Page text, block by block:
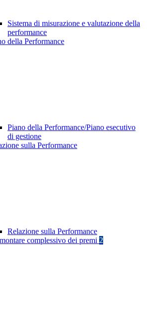
Sistema di misurazione e valutazione della
performance
della Performance
Piano della Performance/Piano esecutivo
di gestione
sulla Performance
Relazione sulla Performance
complessivo dei premi 2